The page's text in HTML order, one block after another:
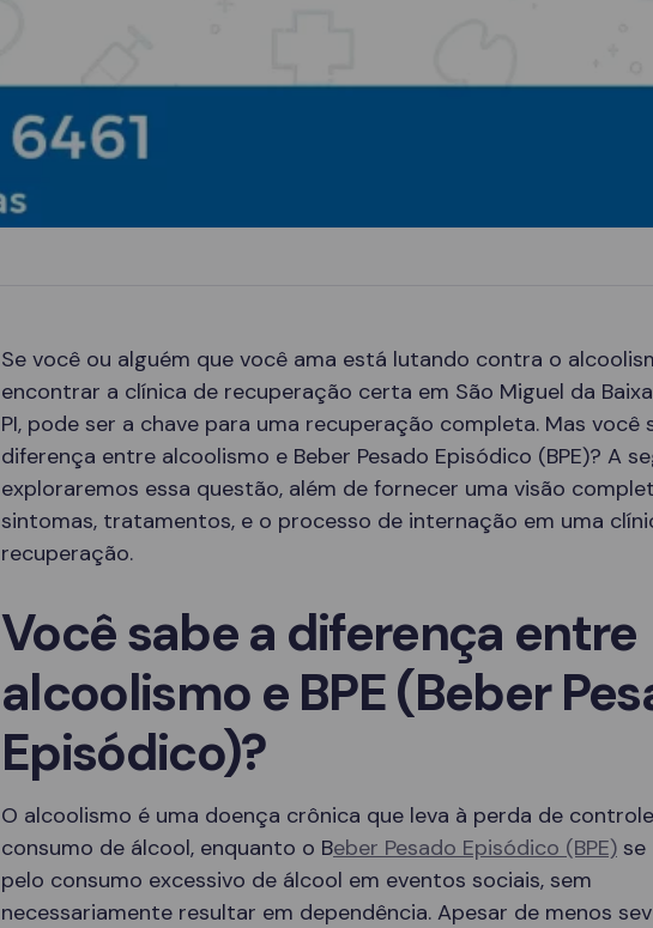
Se você ou alguém que você ama está lutando contra o
encontrar a clínica de recuperação certa em São Miguel da
PI, pode ser a chave para uma recuperação completa. Mas você
diferença entre alcoolismo e Beber Pesado Episódico (BPE)? A
exploraremos essa questão, além de fornecer uma visão
sintomas, tratamentos, e o processo de internação em uma
recuperação.
Você sabe a diferença entre
alcoolismo e BPE (Beber
Episódico)?
O alcoolismo é uma doença crônica que leva à perda de
consumo de álcool, enquanto o Beber Pesado Episódico (BPE) se
pelo consumo excessivo de álcool em eventos sociais, sem
necessariamente resultar em dependência. Apesar de menos